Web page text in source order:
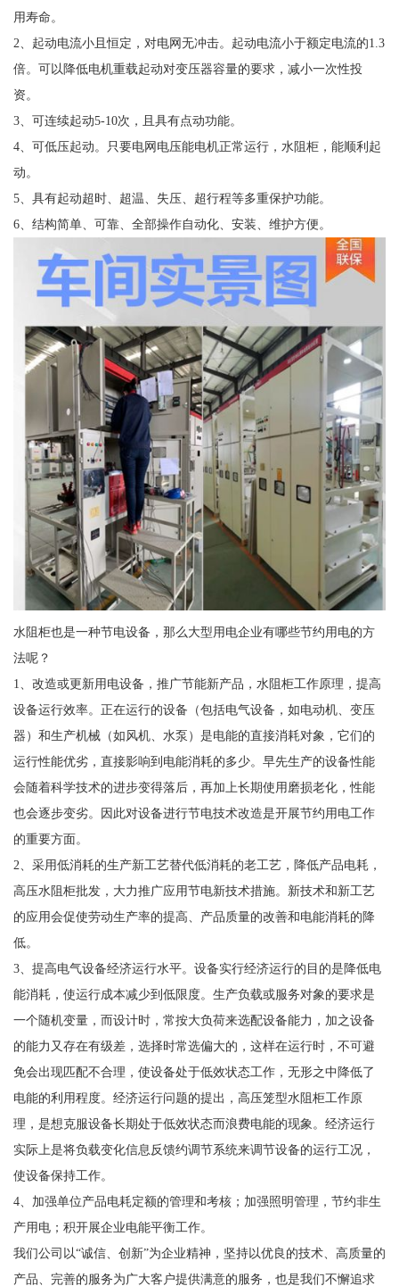
用寿命。
2、起动电流小且恒定，对电网无冲击。起动电流小于额定电流的1.3
倍。可以降低电机重载起动对变压器容量的要求，减小一次性投
资。
3、可连续起动5-10次，且具有点动功能。
4、可低压起动。只要电网电压能电机正常运行，水阻柜，能顺利起
动。
5、具有起动超时、超温、失压、超行程等多重保护功能。
6、结构简单、可靠、全部操作自动化、安装、维护方便。
水阻柜也是一种节电设备，那么大型用电企业有哪些节约用电的方
法呢？
1、改造或更新用电设备，推广节能新产品，水阻柜工作原理，提高
设备运行效率。正在运行的设备（包括电气设备，如电动机、变压
器）和生产机械（如风机、水泵）是电能的直接消耗对象，它们的
运行性能优劣，直接影响到电能消耗的多少。早先生产的设备性能
会随着科学技术的进步变得落后，再加上长期使用磨损老化，性能
也会逐步变劣。因此对设备进行节电技术改造是开展节约用电工作
的重要方面。
2、采用低消耗的生产新工艺替代低消耗的老工艺，降低产品电耗，
高压水阻柜批发，大力推广应用节电新技术措施。新技术和新工艺
的应用会促使劳动生产率的提高、产品质量的改善和电能消耗的降
低。
3、提高电气设备经济运行水平。设备实行经济运行的目的是降低电
能消耗，使运行成本减少到低限度。生产负载或服务对象的要求是
一个随机变量，而设计时，常按大负荷来选配设备能力，加之设备
的能力又存在有级差，选择时常选偏大的，这样在运行时，不可避
免会出现匹配不合理，使设备处于低效状态工作，无形之中降低了
电能的利用程度。经济运行问题的提出，高压笼型水阻柜工作原
理，是想克服设备长期处于低效状态而浪费电能的现象。经济运行
实际上是将负载变化信息反馈约调节系统来调节设备的运行工况，
使设备保持工作。
4、加强单位产品电耗定额的管理和考核；加强照明管理，节约非生
产用电；积开展企业电能平衡工作。
我们公司以“诚信、创新”为企业精神，坚持以优良的技术、高质量的
产品、完善的服务为广大客户提供满意的服务，也是我们不懈追求